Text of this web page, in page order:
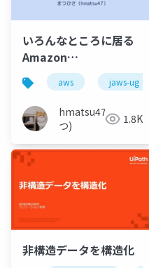
いろんなところに居る
Amazon
Q（Developer）を使
い分けてみた
aws jaws-ug
hmatsu47(ま
つ)
1.8K
非構造データを構造化